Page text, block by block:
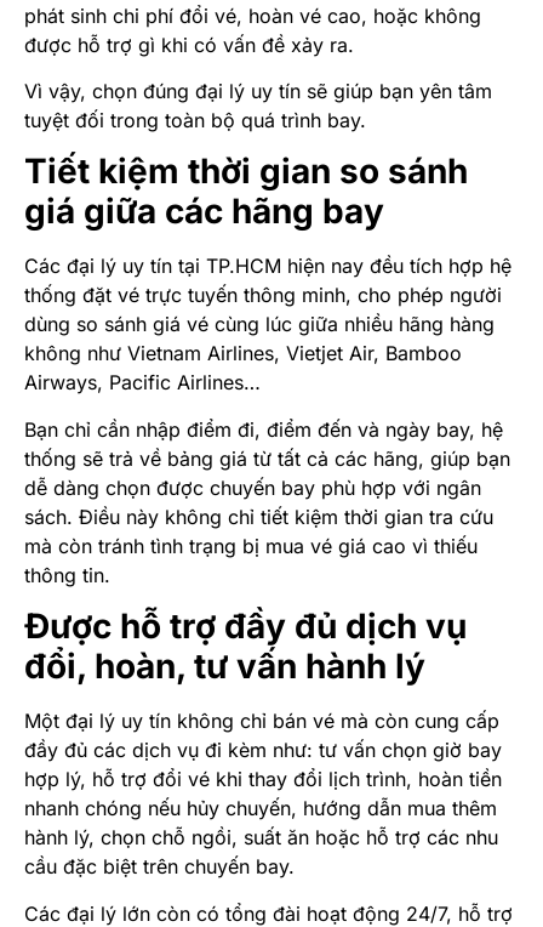
phát sinh chi phí đổi vé, hoàn vé cao, hoặc không
được hỗ trợ gì khi có vấn đề xảy ra.
Vì vậy, chọn đúng đại lý uy tín sẽ giúp bạn yên tâm
tuyệt đối trong toàn bộ quá trình bay.
Tiết kiệm thời gian so sánh
giá giữa các hãng bay
Các đại lý uy tín tại TP.HCM hiện nay đều tích hợp hệ
thống đặt vé trực tuyến thông minh, cho phép người
dùng so sánh giá vé cùng lúc giữa nhiều hãng hàng
không như Vietnam Airlines, Vietjet Air, Bamboo
Airways, Pacific Airlines…
Bạn chỉ cần nhập điểm đi, điểm đến và ngày bay, hệ
thống sẽ trả về bảng giá từ tất cả các hãng, giúp bạn
dễ dàng chọn được chuyến bay phù hợp với ngân
sách. Điều này không chỉ tiết kiệm thời gian tra cứu
mà còn tránh tình trạng bị mua vé giá cao vì thiếu
thông tin.
Được hỗ trợ đầy đủ dịch vụ
đổi, hoàn, tư vấn hành lý
Một đại lý uy tín không chỉ bán vé mà còn cung cấp
đầy đủ các dịch vụ đi kèm như: tư vấn chọn giờ bay
hợp lý, hỗ trợ đổi vé khi thay đổi lịch trình, hoàn tiền
nhanh chóng nếu hủy chuyến, hướng dẫn mua thêm
hành lý, chọn chỗ ngồi, suất ăn hoặc hỗ trợ các nhu
cầu đặc biệt trên chuyến bay.
Các đại lý lớn còn có tổng đài hoạt động 24/7, hỗ trợ